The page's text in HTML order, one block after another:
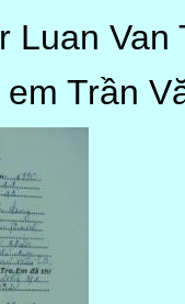
Luan Van
Trần